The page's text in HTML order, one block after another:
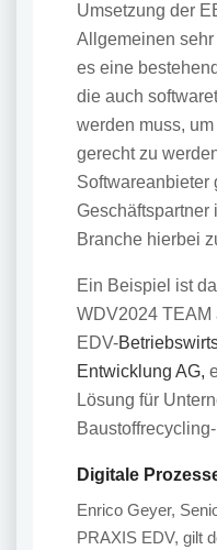
Umsetzung der
Allgemeinen
es eine
die auch
werden muss,
gerecht zu
Softwareanbieter
Geschäftspartner
Branche hierbei
Ein Beispiel ist
WDV2024 TEAM
EDV-
Entwicklung AG,
Lösung für
Digitale
Enrico Geyer,
PRAXIS EDV, gilt